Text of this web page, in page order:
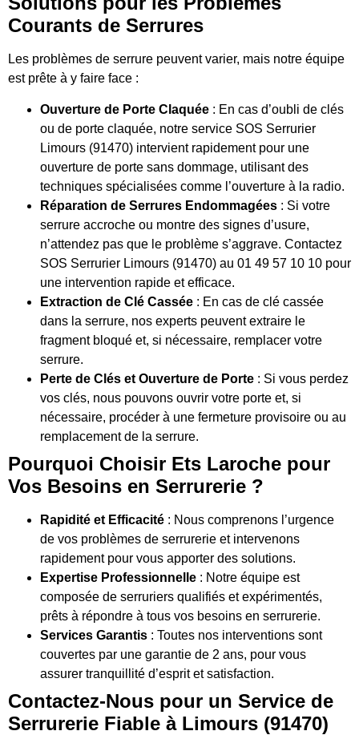
Courants de Serrures
Les problèmes de serrure peuvent varier, mais notre équipe
est prête à y faire face :
Ouverture de Porte Claquée : En cas d’oubli de clés
ou de porte claquée, notre service SOS Serrurier
Limours (91470) intervient rapidement pour une
ouverture de porte sans dommage, utilisant des
techniques spécialisées comme l’ouverture à la radio.
Réparation de Serrures Endommagées : Si votre
serrure accroche ou montre des signes d’usure,
n’attendez pas que le problème s’aggrave. Contactez
SOS Serrurier Limours (91470) au 01 49 57 10 10 pour
une intervention rapide et efficace.
Extraction de Clé Cassée : En cas de clé cassée
dans la serrure, nos experts peuvent extraire le
fragment bloqué et, si nécessaire, remplacer votre
serrure.
Perte de Clés et Ouverture de Porte : Si vous perdez
vos clés, nous pouvons ouvrir votre porte et, si
nécessaire, procéder à une fermeture provisoire ou au
remplacement de la serrure.
Pourquoi Choisir Ets Laroche pour
Vos Besoins en Serrurerie ?
Rapidité et Efficacité : Nous comprenons l’urgence
de vos problèmes de serrurerie et intervenons
rapidement pour vous apporter des solutions.
Expertise Professionnelle : Notre équipe est
composée de serruriers qualifiés et expérimentés,
prêts à répondre à tous vos besoins en serrurerie.
Services Garantis : Toutes nos interventions sont
couvertes par une garantie de 2 ans, pour vous
assurer tranquillité d’esprit et satisfaction.
Contactez-Nous pour un Service de
Serrurerie Fiable à Limours (91470)